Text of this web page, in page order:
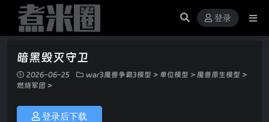
登录
暗黑毁灭守卫
2026-06-25 war3魔兽争霸3模型 > 单位模型 > 魔兽原生模型 >
燃烧军团 >
登录后下载